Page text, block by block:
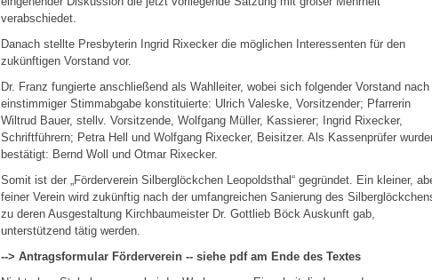
verabschiedet.
Danach stellte Presbyterin Ingrid Rixecker die möglichen Interessenten für den
zukünftigen Vorstand vor.
Dr. Franz fungierte anschließend als Wahlleiter, wobei sich folgender Vorstand nach
einstimmiger Stimmabgabe konstituierte: Ulrich Valeske, Vorsitzender; Pfarrerin
Wiltrud Bauer, stellv. Vorsitzende, Wolfgang Müller, Kassierer; Ingrid Rixecker,
Schriftführern; Petra Hell und Wolfgang Rixecker, Beisitzer. Als Kassenprüfer
bestätigt: Bernd Woll und Otmar Rixecker.
Somit ist der „Förderverein Silberglöckchen Leopoldsthal“ gegründet. Ein kleiner,
feiner Verein wird zukünftig nach der umfangreichen Sanierung des
zu deren Ausgestaltung Kirchbaumeister Dr. Gottlieb Böck Auskunft gab,
unterstützend tätig werden.
--> Antragsformular Förderverein -- siehe pdf am Ende des Textes